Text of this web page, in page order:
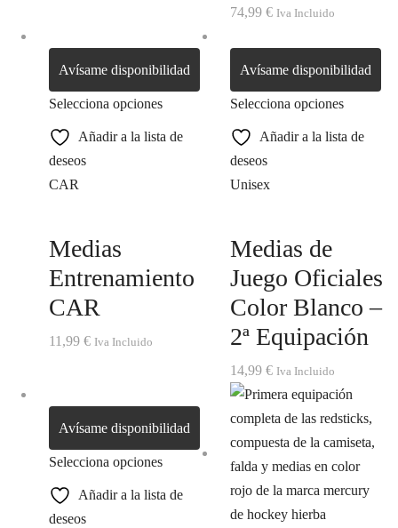
74,99 € Iva Incluido
Avísame disponibilidad
Selecciona opciones
Añadir a la lista de
deseos
CAR
Medias
Entrenamiento
CAR
11,99 € Iva Incluido
Avísame disponibilidad
Selecciona opciones
Añadir a la lista de
deseos
Unisex
Medias de
Juego Oficiales
Color Blanco –
2ª Equipación
14,99 € Iva Incluido
Avísame disponibilidad
Selecciona opciones
Añadir a la lista de
deseos